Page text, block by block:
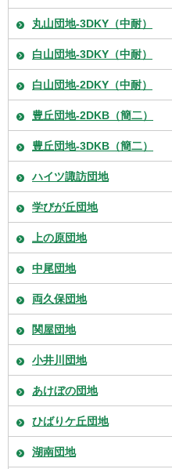
丸山団地-3DKY（中耐）
白山団地-3DKY（中耐）
白山団地-2DKY（中耐）
豊丘団地-2DKB（簡二）
豊丘団地-3DKB（簡二）
ハイツ諏訪団地
学びが丘団地
上の原団地
中尾団地
両久保団地
関屋団地
小井川団地
あけぼの団地
ひばりケ丘団地
湖南団地